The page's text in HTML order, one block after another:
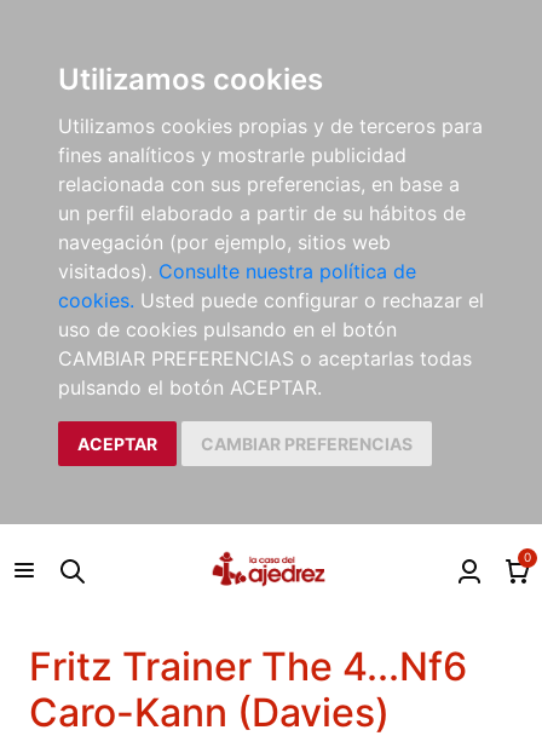
Utilizamos cookies
Utilizamos cookies propias y de terceros para
fines analíticos y mostrarle publicidad
relacionada con sus preferencias, en base a
un perfil elaborado a partir de su hábitos de
navegación (por ejemplo, sitios web
visitados). Consulte nuestra política de
cookies. Usted puede configurar o rechazar el
uso de cookies pulsando en el botón
CAMBIAR PREFERENCIAS o aceptarlas todas
pulsando el botón ACEPTAR.
ACEPTAR CAMBIAR PREFERENCIAS
0
Fritz Trainer The 4...Nf6
Caro-Kann (Davies)